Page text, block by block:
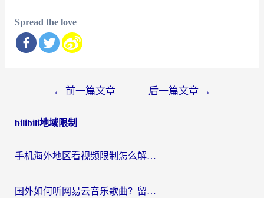
Spread the love
导
← 前一篇文章 后一篇文章 →
bilibili地域限制
手机海外地区看视频限制怎么解决？留学生亲测有效的回国加速器指南
国外如何听网易云音乐歌曲？留学生亲测有效的回国加速方案